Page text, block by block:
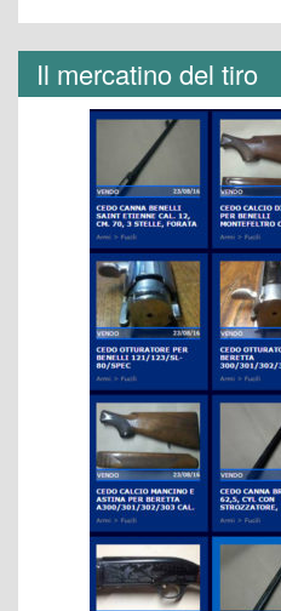
Il mercatino del tiro